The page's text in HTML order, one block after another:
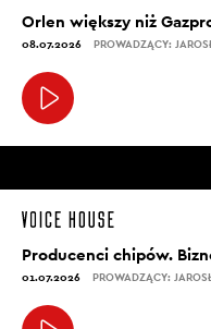
Orlen większy niż
08.07.2026 PROWADZĄCY:
Producenci chipów.
01.07.2026 PROWADZĄCY: